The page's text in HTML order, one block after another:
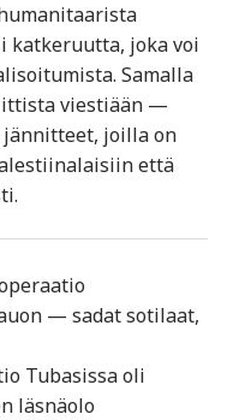
katkeruutta, joka voi
Samalla
viestiään —
jännitteet, joilla on
että
— sadat sotilaat,
Tubasissa oli
läsnäolo